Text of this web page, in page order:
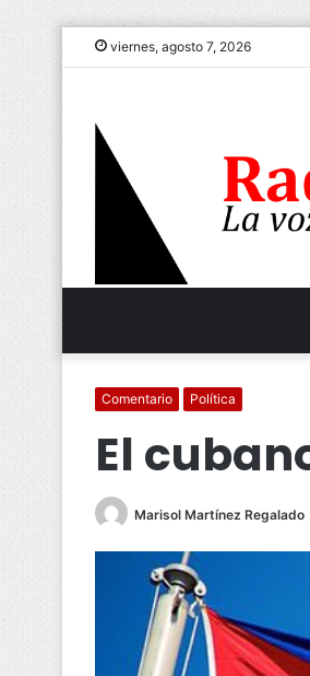
viernes, agosto 7, 2026
Comentario Política
El
Marisol Martínez Regalado